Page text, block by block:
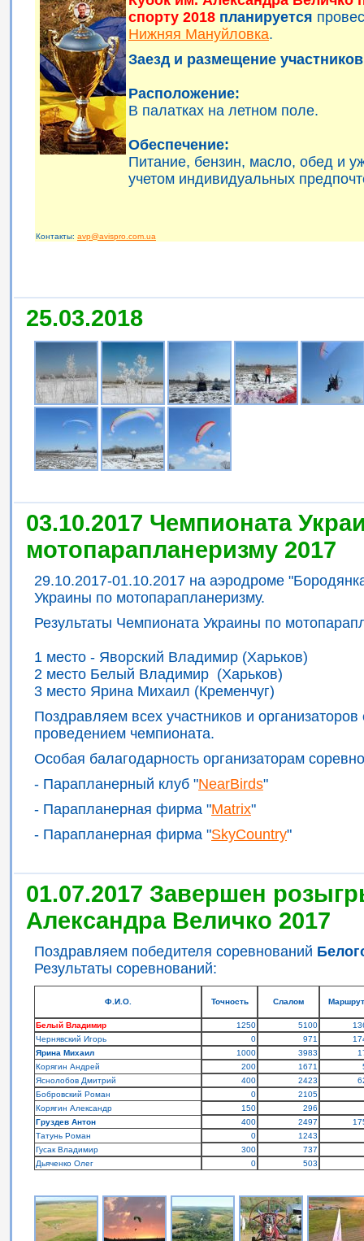
спорту 2018 планируется
Нижняя Мануйловка.
Заезд и размещение
Расположение:
В палатках на летном поле.
Обеспечение:
Питание, бензин, масло, обед и
учетом индивидуальных
Контакты: avp@avispro.com.ua
25.03.2018
03.10.2017 Чемпионата
мотопарапланеризму 2017
29.10.2017-01.10.2017 на аэродроме
Украины по мотопарапланеризму.
Результаты Чемпионата Украины по
1 место - Яворский Владимир (Харьков)
2 место Белый Владимир (Харьков)
3 место Ярина Михаил (Кременчуг)
Поздравляем всех участников и
проведением чемпионата.
Особая балагодарность организаторам
- Парапланерный клуб "NearBirds"
- Парапланерная фирма "Matrix"
- Парапланерная фирма "SkyCountry"
01.07.2017 Завершен
Александра Величко 2017
Поздравляем победителя соревнований
Результаты соревнований:
Ф.И.О. Точность Слалом Маршрут
Белый Владимир 1250 5100
Чернявский Игорь
0 971
Ярина Михаил
1000 3983
Корягин Андрей
200 1671
Яснолобов Дмитрий
400 2423
Бобровский Роман
0
2105
Корягин Александр
150
296
Груздев Антон
400 2497
Татунь Роман
0
1243
Гусак Владимир
300
737
Дьяченко Олег
0 503